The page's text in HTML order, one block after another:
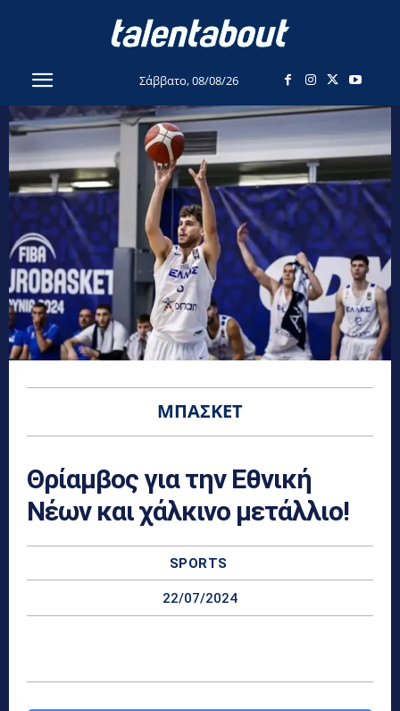
Σάββατο, 08/08/26
ΜΠΆΣΚΕΤ
Θρίαμβος για την Εθνική
Νέων και χάλκινο μετάλλιο!
SPORTS
22/07/2024